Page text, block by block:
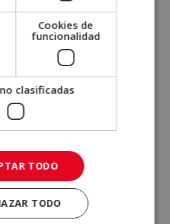
estás interesado (*)
Cookies de
funcionalidad
clasificadas
TODO
TODO